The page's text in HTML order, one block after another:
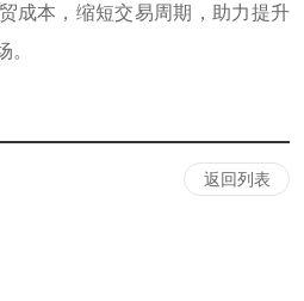
成本，缩短交易周期，助力提升
。
返回列表